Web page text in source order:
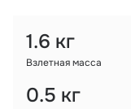
1.6 кг
Взлетная масса
0.5 кг